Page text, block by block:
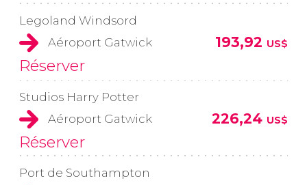
Legoland Windsord
Aéroport Gatwick
193,92 US$
Réserver
Studios Harry Potter
Aéroport Gatwick
226,24 US$
Réserver
Port de Southampton